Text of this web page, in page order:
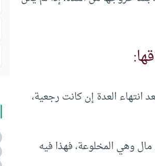
انتهاء العدة إن كانت رجعية،
مال وهي المخلوعة، فهذا فيه